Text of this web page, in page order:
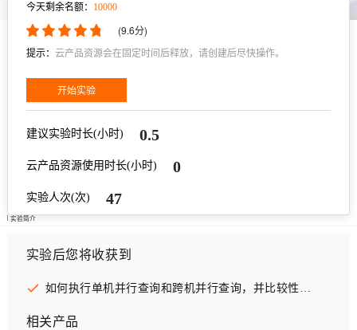
今天剩余名额： 10000
(9.6分)
提示： 云产品资源会在固定时间后释放，请创建后尽快操作。
开始实验
建议实验时长(小时) 0.5
云产品资源使用时长(小时) 0
实验人次(次) 47
实验简介
实验后您将收获到
如何执行单机并行查询和跨机并行查询，并比较性能差异
相关产品